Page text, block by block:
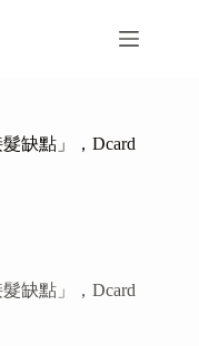
缺點」，Dcard
缺點」，Dcard